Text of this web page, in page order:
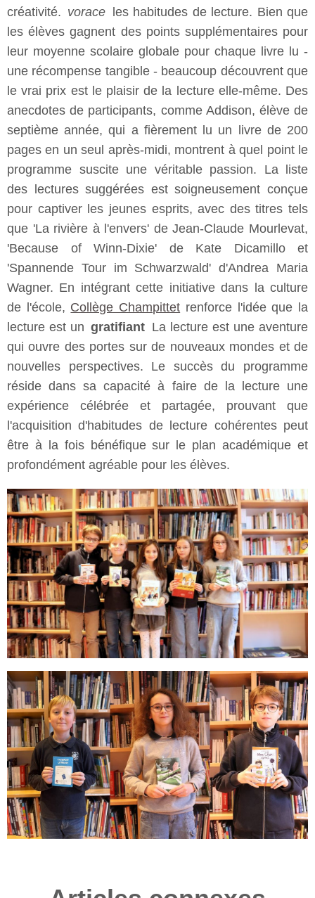
créativité. vorace
les habitudes de lecture. Bien que
les élèves gagnent des points supplémentaires pour
leur moyenne scolaire globale pour chaque livre lu -
une récompense tangible - beaucoup découvrent que
le vrai prix est le plaisir de la lecture elle-même. Des
anecdotes de participants, comme Addison, élève de
septième année, qui a fièrement lu un livre de 200
pages en un seul après-midi, montrent à quel point le
programme suscite une véritable passion. La liste
des lectures suggérées est soigneusement conçue
pour captiver les jeunes esprits, avec des titres tels
que 'La rivière à l'envers' de Jean-Claude Mourlevat,
'Because of Winn-Dixie' de Kate Dicamillo et
'Spannende Tour im Schwarzwald' d'Andrea Maria
Wagner. En intégrant cette initiative dans la culture
de l'école, Collège Champittet renforce l'idée que la
lecture est un gratifiant La lecture est une aventure
qui ouvre des portes sur de nouveaux mondes et de
nouvelles perspectives. Le succès du programme
réside dans sa capacité à faire de la lecture une
expérience célébrée et partagée, prouvant que
l'acquisition d'habitudes de lecture cohérentes peut
être à la fois bénéfique sur le plan académique et
profondément agréable pour les élèves.